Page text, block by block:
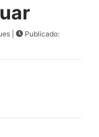
|
Publicado: